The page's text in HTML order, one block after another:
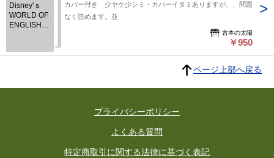
Disney'ｓ
WORLD OF
ENGLISH
カバー付き 少ヤケ少シミ・カバーイタミありますが、、問題
なく読めます。並
古本の太陽
￥950
ページ上部へ戻る
プライバシーポリシー
よくある質問
特定商取引に関する法律に基づく表記